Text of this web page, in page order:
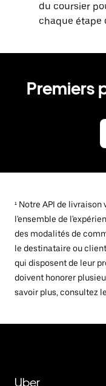
du coursier
chaque étape
Premiers
¹ Notre API de
l'ensemble de
des modalités de
le destinataire ou
qui disposent de leur
doivent honorer
savoir plus, consultez
Uber